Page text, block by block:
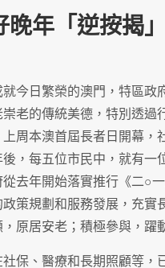
晚年「逆按揭
今日繁榮的澳門，特區政
老的傳統美德，特別透過
周本澳首屆長者日開幕
，每五位市民中，就有
去年開始落實推行《二○
策規劃和服務發展，充實
原居安老；積極參與，躍
保、醫療和長期照顧等